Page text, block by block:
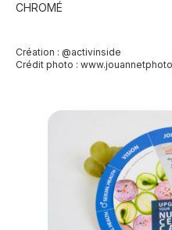
CHROMÉ
Création : @activinside
Crédit photo :